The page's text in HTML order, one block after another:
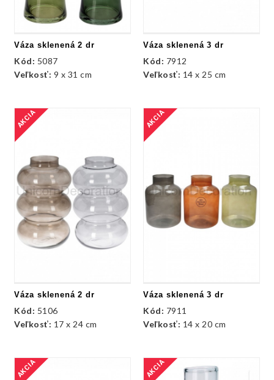
Váza sklenená 2 dr
Kód: 5087
Veľkosť: 9 x 31 cm
Váza sklenená 3 dr
Kód: 7912
Veľkosť: 14 x 25 cm
AKCIA
Váza sklenená 2 dr
Kód: 5106
Veľkosť: 17 x 24 cm
AKCIA
Váza sklenená 3 dr
Kód: 7911
Veľkosť: 14 x 20 cm
AKCIA AKCIA